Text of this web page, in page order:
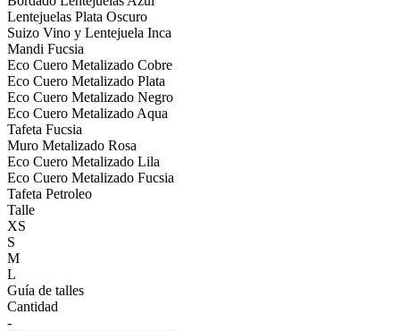
Lentejuelas Plata Oscuro
Suizo Vino y Lentejuela Inca
Mandi Fucsia
Eco Cuero Metalizado Cobre
Eco Cuero Metalizado Plata
Eco Cuero Metalizado Negro
Eco Cuero Metalizado Aqua
Tafeta Fucsia
Muro Metalizado Rosa
Eco Cuero Metalizado Lila
Eco Cuero Metalizado Fucsia
Tafeta Petroleo
Talle
XS
S
M
L
Guía de talles
Cantidad
-